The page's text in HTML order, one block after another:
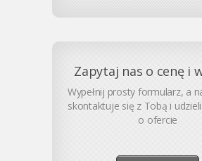
Zapytaj nas o cenę i
Wypełnij prosty formularz, a
skontaktuje się z Tobą i
o ofercie